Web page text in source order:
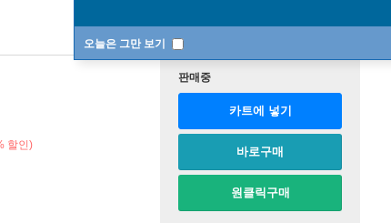
오늘은 그만 보기
할인)
판매중
카트에 넣기
바로구매
원클릭구매